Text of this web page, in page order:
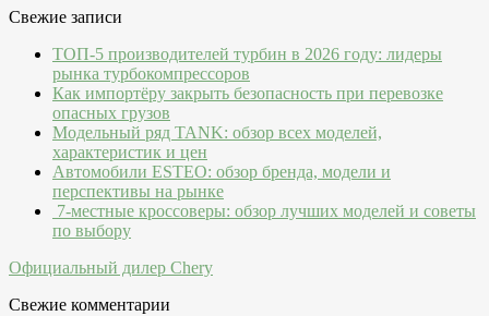
Свежие записи
ТОП-5 производителей турбин в 2026 году: лидеры
рынка турбокомпрессоров
Как импортёру закрыть безопасность при перевозке
опасных грузов
Модельный ряд TANK: обзор всех моделей,
характеристик и цен
Автомобили ESTEO: обзор бренда, модели и
перспективы на рынке
7-местные кроссоверы: обзор лучших моделей и советы
по выбору
Официальный дилер Chery
Свежие комментарии